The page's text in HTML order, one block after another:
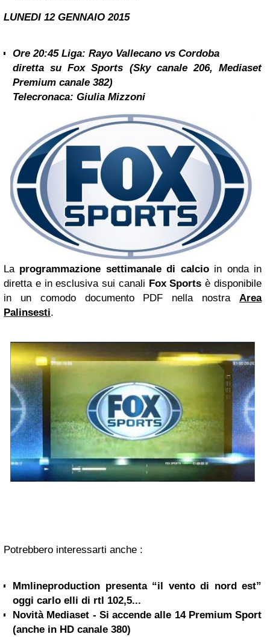
LUNEDI 12 GENNAIO 2015
Ore 20:45 Liga: Rayo Vallecano vs Cordoba
diretta su Fox Sports (Sky canale 206, Mediaset
Premium canale 382)
Telecronaca: Giulia Mizzoni
La programmazione settimanale di calcioin onda in
diretta e in esclusiva sui canali Fox Sports è disponibile
in un comodo documento PDF nella nostra Area
Palinsesti.
Potrebbero interessarti anche :
Mmlineproduction presenta “il vento di nord est”
oggi carlo elli di rtl 102,5...
Novità Mediaset - Si accende alle 14 Premium Sport
(anche in HD canale 380)